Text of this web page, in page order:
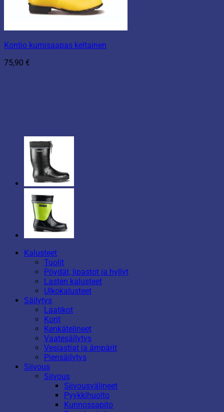
Kontio kumisaapas keltainen
75,90 €
Kalusteet
Tuolit
Pöydät, lipastot ja hyllyt
Lasten kalusteet
Ulkokalusteet
Säilytys
Laatikot
Korit
Kenkätelineet
Vaatesäilytys
Vesiastiat ja ämpärit
Piensäilytys
Siivous
Siivous
Siivousvälineet
Pyykkihuolto
Kunnossapito